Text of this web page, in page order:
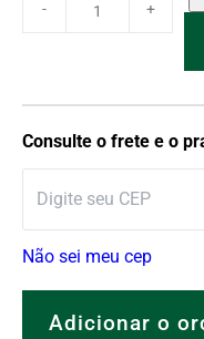
Consulte o frete e o
Não sei meu cep
Adicionar o